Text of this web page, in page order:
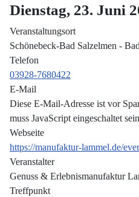
Dienstag, 23. Juni
Veranstaltungsort
Schönebeck-Bad Salzelmen -
Telefon
03928-7680422
E-Mail
Diese E-Mail-Adresse ist vor
muss JavaScript eingeschaltet
Webseite
https://manufaktur-lammel.de/
Veranstalter
Genuss & Erlebnismanufaktur
Treffpunkt